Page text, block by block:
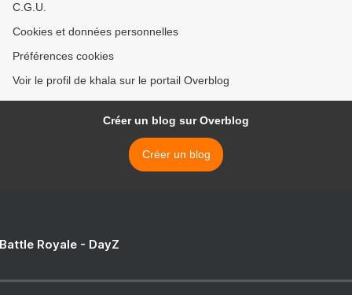
C.G.U.
Cookies et données personnelles
Préférences cookies
Voir le profil de khala sur le portail Overblog
Créer un blog sur Overblog
Créer un blog
Royale - DayZ